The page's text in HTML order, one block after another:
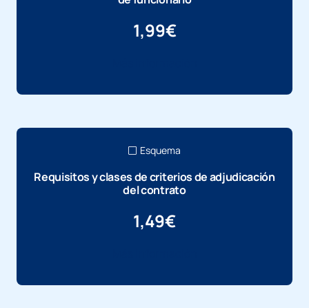
1,99€
Esquema
Requisitos y clases de criterios de adjudicación
del contrato
1,49€